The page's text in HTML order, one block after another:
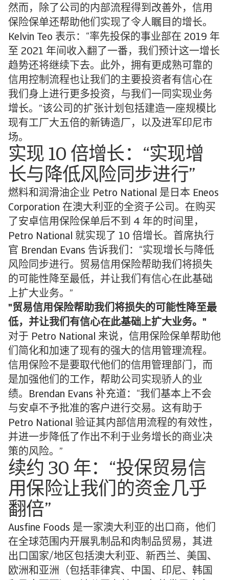
然而，除了公司的内部流程得到改善外，信用
保险保单还帮助他们实现了令人瞩目的增长。
Kelvin Teo 表示：“率先投保的事业部在 2019 年
至 2021 年间收入翻了一番，我们预计这一增长
趋势还将继续下去。此外，拥有更成熟可靠的
信用控制流程也让我们的主要投资者有信心在
我们身上进行更多投资，与我们一同实现业务
增长。”该公司的扩张计划包括建造一座规模比
现有工厂大五倍的新铸造厂，以及进军印尼市
场。
实现 10 倍增长：“实现增
长与降低风险同步进行”
燃料和润滑油企业 Petro National 是日本 Eneos
Corporation 在澳大利亚的全资子公司。在购买
了安卓信用保险保单后不到 4 年的时间里，
Petro National 就实现了 10 倍增长。首席执行
官 Brendan Evans 告诉我们：“实现增长与降低
风险同步进行。贸易信用保险帮助我们将损失
的可能性降至最低，并让我们有信心在此基础
上扩大业务。”
贸易信用保险帮助我们将损失的可能性降至最
低，并让我们有信心在此基础上扩大业务。
对于 Petro National 来说，信用保险保单帮助他
们简化和加速了现有的强大的信用管理流程。
信用保险不是要取代他们的信用管理部门，而
是加强他们的工作，帮助公司实现骄人的业
绩。Brendan Evans 补充道：“我们基本上不会
与安卓不予批准的客户进行交易。这有助于
Petro National 验证其内部信用流程的有效性，
并进一步降低了作出不利于业务增长的商业决
策的风险。”
续约 30 年：“投保贸易信
用保险让我们的资金几乎
翻倍”
Ausfine Foods 是一家澳大利亚的出口商，他们
在全球范围内开展乳制品和肉制品贸易，其进
出口国家/地区包括澳大利亚、新西兰、美国、
欧洲和亚洲（包括菲律宾、中国、印尼、韩国